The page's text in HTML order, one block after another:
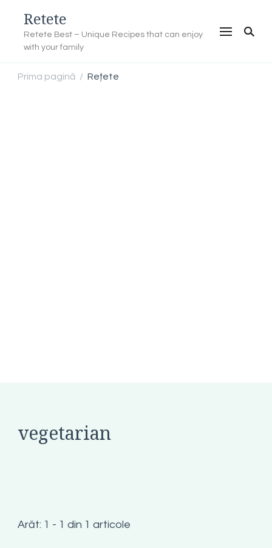
Retete
Retete Best – Unique Recipes that can enjoy
with your family
Prima pagină / Rețete
vegetarian
Arăt: 1 - 1 din 1 articole